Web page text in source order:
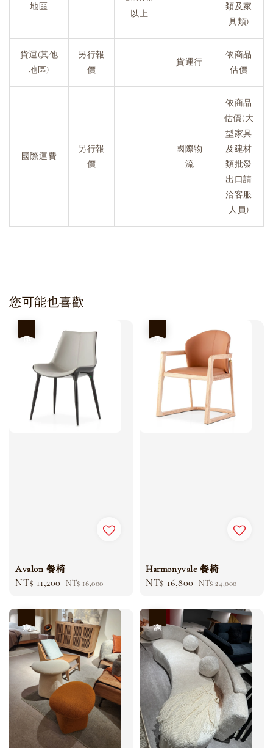
地區
以上
類及家
具類)
貨運(其他
地區)
另行報
價
貨運行
依商品
估價
國際運費
另行報
價
國際物
流
依商品
估價(大
型家具
及建材
類批發
出口請
洽客服
人員)
您可能也喜歡
Avalon 餐椅
Sale
NT$ 11,200 Regular
NT$ 16,000
Harmonyvale 餐椅
Sale
NT$ 16,800 Regular
NT$ 24,000